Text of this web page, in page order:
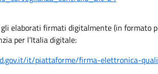
elaborati firmati digitalmente (in formato
per l’Italia digitale:
it/piattaforme/firma-elettronica-